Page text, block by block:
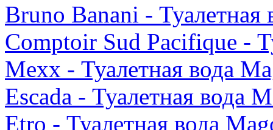
Bruno Banani - Туалетная
Comptoir Sud Pacifique -
Mexx - Туалетная вода
Escada - Туалетная вода
Etro - Туалетная вода